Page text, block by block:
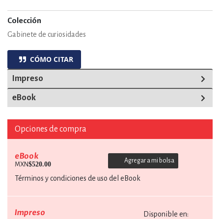
Colección
Gabinete de curiosidades
CÓMO CITAR
Impreso
eBook
Opciones de compra
eBook
MXN$520.00 Agregar a mi bolsa
Términos y condiciones de uso del eBook
Impreso Disponible en: